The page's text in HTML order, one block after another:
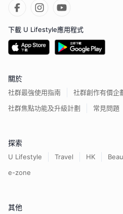
下載 U Lifestyle應用程式
關於
社群最強使用指南
社群創作有價企
社群焦點功能及升級計劃
常見問題
探索
U Lifestyle Travel HK
e-zone
其他